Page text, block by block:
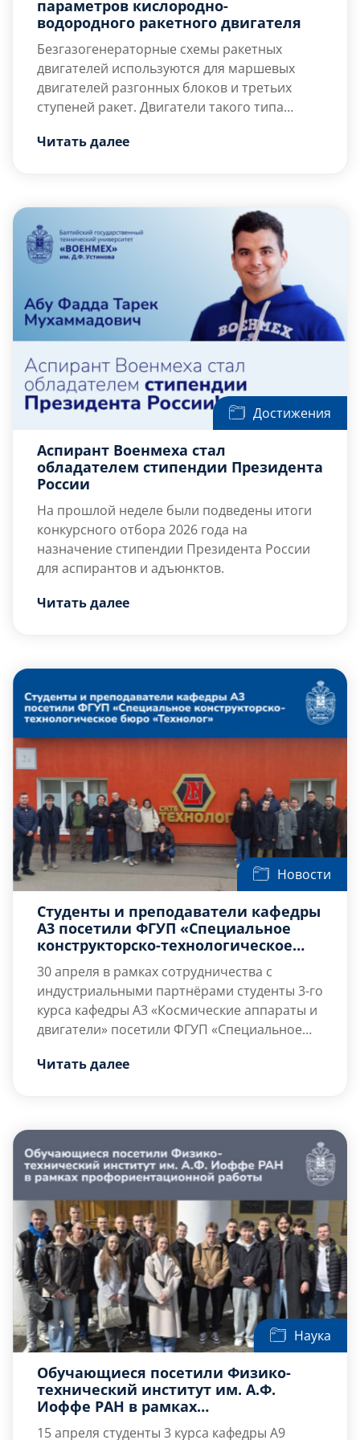
параметров кислородно-
водородного ракетного двигателя
Безгазогенераторные схемы ракетных
двигателей используются для маршевых
двигателей разгонных блоков и третьих
ступеней ракет. Двигатели такого типа
компонентах топлива и имеют высокий
применяемых топлив, удельный импульс
тяги варьируется в диапазоне 3500-3700 м/с
для топливной пары «кислород+метан» и
4400-4700 м/с для пары […]
Читать далее
Достижения
Аспирант Военмеха стал
обладателем стипендии Президента
России
На прошлой неделе были подведены итоги
конкурсного отбора 2026 года на
назначение стипендии Президента России
для аспирантов и адъюнктов.
заявок, поддержку получили лишь 800
соискателей. Ключевым критерием отбора,
как и в предыдущие годы, является
соответствие тематики научной работы
приоритетам […]
Читать далее
Новости
Студенты и преподаватели кафедры
А3 посетили ФГУП «Специальное
конструкторско-технологическое
бюро «Технолог»
30 апреля в рамках сотрудничества с
индустриальными партнёрами студенты 3-го
курса кафедры А3 «Космические аппараты и
двигатели» посетили ФГУП «Специальное
«Технолог».
В ходе визита учащимся были
типах экспериментальных стендов –
модельном ракетном двигателе и
манометрической установке. Сотрудники
предприятия подробно разъяснили
особенности каждой установки, их
технические характеристики и […]
Читать далее
Наука
Обучающиеся посетили Физико-
технический институт им. А.Ф.
Иоффе РАН в рамках
профориентационной работы
15 апреля студенты 3 курса кафедры А9